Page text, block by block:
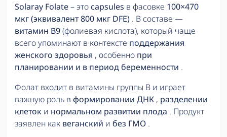
Solaray Folate– это capsules в фасовке 100×470
мкг (эквивалент 800 мкг DFE) . В составе —
витамин B9(фолиевая кислота), который чаще
всего упоминают в контексте поддержания
женского здоровья , особенно при
планировании и в период беременности .
Фолат входит в витамины группы B и играет
важную роль в формировании ДНК , разделении
клеток и нормальном развитии плода . Продукт
заявлен как веганский и без ГМО .